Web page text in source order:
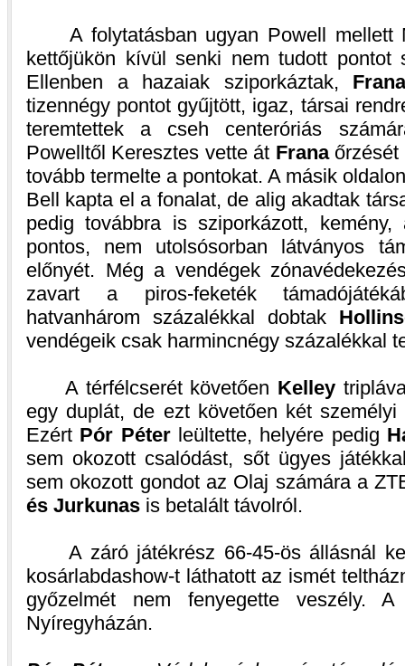
A folytatásban ugyan Powell mellett
kettőjükön kívül senki nem tudott pontot
Ellenben a hazaiak sziporkáztak,
tizennégy pontot gyűjtött, igaz, társai
teremtettek a cseh centeróriás
Powelltől Keresztes vette át Franaőrzését
tovább termelte a pontokat. A másik
Bell kapta el a fonalat, de alig akadtak
pedig továbbra is sziporkázott,
pontos, nem utolsósorban látványos
előnyét. Még a vendégek
zavart a piros-feketék
hatvanhárom százalékkal dobtak
vendégeik csak harmincnégy százalékkal
A térfélcserét követően Kelley
egy duplát, de ezt követően két
Ezért Pór Péterleültette, helyére pedig
sem okozott csalódást, sőt ügyes
sem okozott gondot az Olaj számára a
és Jurkunas is betalált távolról.
A záró játékrész 66-45-ös állásnál
kosárlabdashow-t láthatott az ismét
győzelmét nem fenyegette veszély.
Nyíregyházán.